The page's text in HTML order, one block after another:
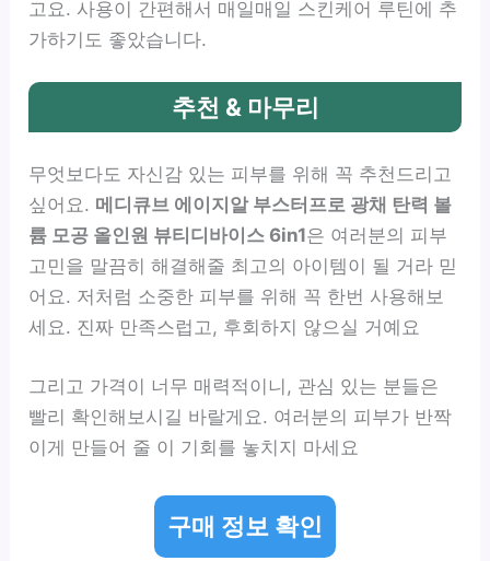
고요. 사용이 간편해서 매일매일 스킨케어 루틴에 추
가하기도 좋았습니다.
추천 & 마무리
무엇보다도 자신감 있는 피부를 위해 꼭 추천드리고
싶어요. 메디큐브 에이지알 부스터프로 광채 탄력 볼
륨 모공 올인원 뷰티디바이스 6in1은 여러분의 피부
고민을 말끔히 해결해줄 최고의 아이템이 될 거라 믿
어요. 저처럼 소중한 피부를 위해 꼭 한번 사용해보
세요. 진짜 만족스럽고, 후회하지 않으실 거예요
그리고 가격이 너무 매력적이니, 관심 있는 분들은
빨리 확인해보시길 바랄게요. 여러분의 피부가 반짝
이게 만들어 줄 이 기회를 놓치지 마세요
구매 정보 확인